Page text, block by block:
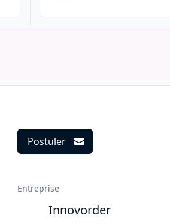
Postuler
Entreprise
Innovorder